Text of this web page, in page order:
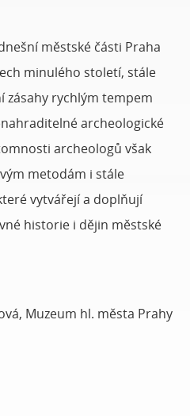
městské části Praha
minulého století, stále
zásahy rychlým tempem
archeologické
archeologů však
metodám i stále
vytvářejí a doplňují
historie i dějin městské
Muzeum hl. města Prahy